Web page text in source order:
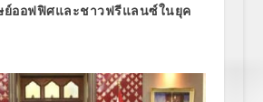
ย์ออฟฟิศและชาวฟรีแลนซ์ในยุค